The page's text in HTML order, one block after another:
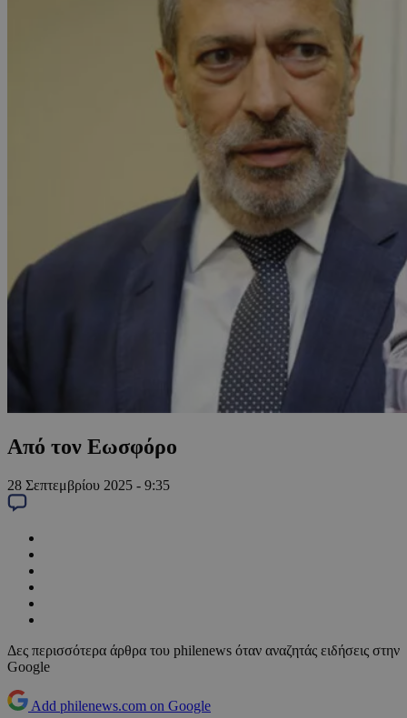
Από τον Εωσφόρο
28 Σεπτεμβρίου 2025 - 9:35
Δες περισσότερα άρθρα του philenews όταν αναζητάς ειδήσεις στην
Google
Add philenews.com on Google